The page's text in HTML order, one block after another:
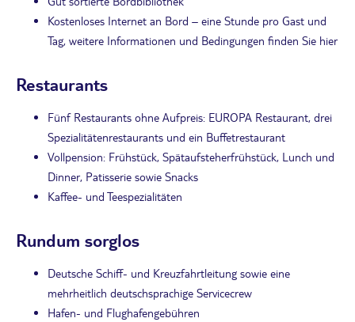
Kostenloses Internet an Bord – eine Stunde pro Gast und
Tag, weitere Informationen und Bedingungen finden Sie hier
Restaurants
Fünf Restaurants ohne Aufpreis: EUROPA Restaurant, drei
Spezialitätenrestaurants und ein Buffetrestaurant
Vollpension: Frühstück, Spätaufsteherfrühstück, Lunch und
Dinner, Patisserie sowie Snacks
Kaffee- und Teespezialitäten
Rundum sorglos
Deutsche Schiff- und Kreuzfahrtleitung sowie eine
mehrheitlich deutschsprachige Servicecrew
Hafen- und Flughafengebühren